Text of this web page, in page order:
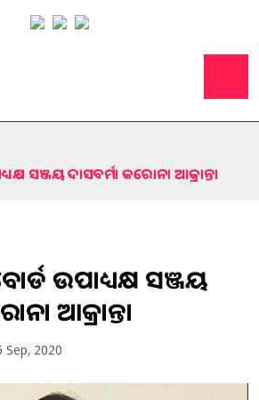
ସଞ୍ଜୟ ଦାସବର୍ମା କରୋନା ଆକ୍ରାନ୍ତ।
ଉପାଧ୍ୟକ୍ଷ ସଞ୍ଜୟ
ଆକ୍ରାନ୍ତ।
Sep, 2020